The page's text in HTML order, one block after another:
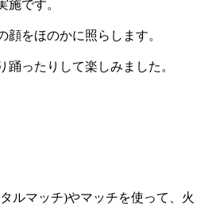
です。
をほのかに照らします。
ったりして楽しみました。
ルマッチ)やマッチを使って、火